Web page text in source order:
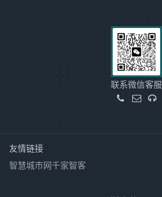
联系微信客服
友情链接
智慧城市网千家智客